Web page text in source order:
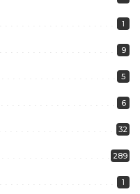
1
9
5
6
32
289
1